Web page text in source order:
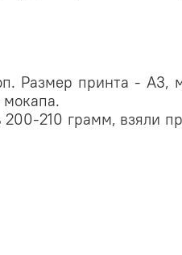
Размер принта - А3,
мокапа.
200-210 грамм, взяли